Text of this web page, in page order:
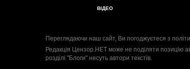
ВІДЕО
Переглядаючи наш сайт, Ви погоджуєтеся з
Редакція Цензор.НЕТ може не поділяти позицію
розділі "Блоги" несуть автори текстів.